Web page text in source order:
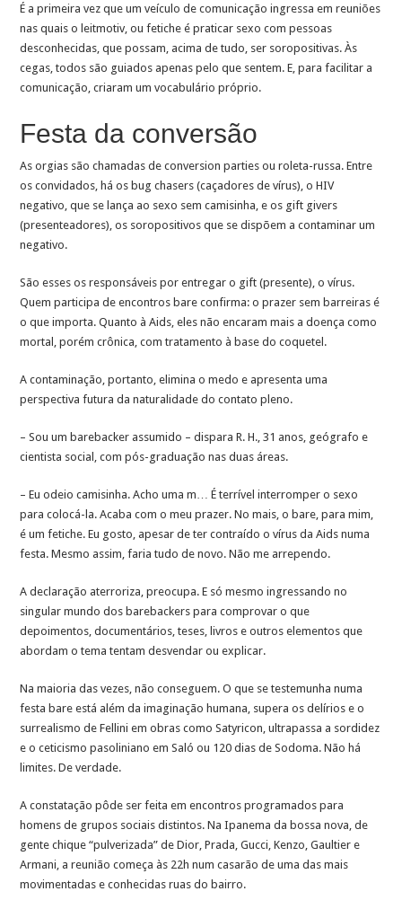
É a primeira vez que um veículo de comunicação ingressa em reuniões
nas quais o leitmotiv, ou fetiche é praticar sexo com pessoas
desconhecidas, que possam, acima de tudo, ser soropositivas. Às
cegas, todos são guiados apenas pelo que sentem. E, para facilitar a
comunicação, criaram um vocabulário próprio.
Festa da conversão
As orgias são chamadas de conversion parties ou roleta-russa. Entre
os convidados, há os bug chasers (caçadores de vírus), o HIV
negativo, que se lança ao sexo sem camisinha, e os gift givers
(presenteadores), os soropositivos que se dispõem a contaminar um
negativo.
São esses os responsáveis por entregar o gift (presente), o vírus.
Quem participa de encontros bare confirma: o prazer sem barreiras é
o que importa. Quanto à Aids, eles não encaram mais a doença como
mortal, porém crônica, com tratamento à base do coquetel.
A contaminação, portanto, elimina o medo e apresenta uma
perspectiva futura da naturalidade do contato pleno.
– Sou um barebacker assumido – dispara R. H., 31 anos, geógrafo e
cientista social, com pós-graduação nas duas áreas.
– Eu odeio camisinha. Acho uma m… É terrível interromper o sexo
para colocá-la. Acaba com o meu prazer. No mais, o bare, para mim,
é um fetiche. Eu gosto, apesar de ter contraído o vírus da Aids numa
festa. Mesmo assim, faria tudo de novo. Não me arrependo.
A declaração aterroriza, preocupa. E só mesmo ingressando no
singular mundo dos barebackers para comprovar o que
depoimentos, documentários, teses, livros e outros elementos que
abordam o tema tentam desvendar ou explicar.
Na maioria das vezes, não conseguem. O que se testemunha numa
festa bare está além da imaginação humana, supera os delírios e o
surrealismo de Fellini em obras como Satyricon, ultrapassa a sordidez
e o ceticismo pasoliniano em Saló ou 120 dias de Sodoma. Não há
limites. De verdade.
A constatação pôde ser feita em encontros programados para
homens de grupos sociais distintos. Na Ipanema da bossa nova, de
gente chique “pulverizada” de Dior, Prada, Gucci, Kenzo, Gaultier e
Armani, a reunião começa às 22h num casarão de uma das mais
movimentadas e conhecidas ruas do bairro.